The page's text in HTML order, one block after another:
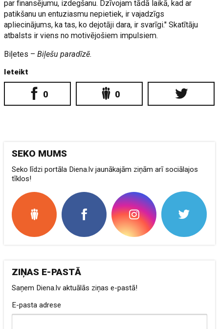
par finansējumu, izdegšanu. Dzīvojam tādā laikā, kad ar
patikšanu un entuziasmu nepietiek, ir vajadzīgs
apliecinājums, ka tas, ko dejotāji dara, ir svarīgi." Skatītāju
atbalsts ir viens no motivējošiem impulsiem.
Biļetes –Biļešu paradīzē.
Ieteikt
0 0
SEKO MUMS
Seko līdzi portāla Diena.lv jaunākajām ziņām arī sociālajos
tīklos!
ZIŅAS E-PASTĀ
Saņem Diena.lv aktuālās ziņas e-pastā!
E-pasta adrese